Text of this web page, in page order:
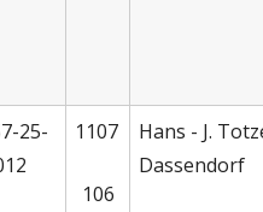
25-
1107
106
Hans - J.
Dassendorf